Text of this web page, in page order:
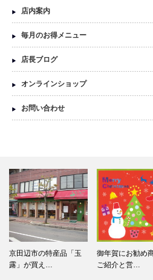
店内案内
毎月のお得メニュー
店長ブログ
オンラインショップ
お問い合わせ
御年賀にお勧め商品の
ご紹介と営…
京田辺市で期間
春パフェ「…